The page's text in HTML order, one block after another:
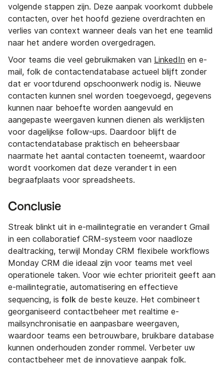
volgende stappen zijn. Deze aanpak voorkomt dubbele
contacten, over het hoofd geziene overdrachten en
verlies van context wanneer deals van het ene teamlid
naar het andere worden overgedragen.
Voor teams die veel gebruikmaken van LinkedIn en e-
mail, folk de contactendatabase actueel blijft zonder
dat er voortdurend opschoonwerk nodig is. Nieuwe
contacten kunnen snel worden toegevoegd, gegevens
kunnen naar behoefte worden aangevuld en
aangepaste weergaven kunnen dienen als werklijsten
voor dagelijkse follow-ups. Daardoor blijft de
contactendatabase praktisch en beheersbaar
naarmate het aantal contacten toeneemt, waardoor
wordt voorkomen dat deze verandert in een
begraafplaats voor spreadsheets.
Conclusie
Streak blinkt uit in e-mailintegratie en verandert Gmail
in een collaboratief CRM-systeem voor naadloze
dealtracking, terwijl Monday CRM flexibele workflows
Monday CRM die ideaal zijn voor teams met veel
operationele taken. Voor wie echter prioriteit geeft aan
e-mailintegratie, automatisering en effectieve
sequencing, is folk de beste keuze. Het combineert
georganiseerd contactbeheer met realtime e-
mailsynchronisatie en aanpasbare weergaven,
waardoor teams een betrouwbare, bruikbare database
kunnen onderhouden zonder rommel. Verbeter uw
contactbeheer met de innovatieve aanpak folk.